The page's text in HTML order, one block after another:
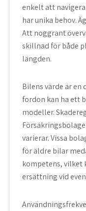
enkelt att
har unika behov.
Att noggrant
skillnad för både
längden.
Bilens värde är en
fordon kan ha ett
modeller.
varierar. Vissa
för äldre bilar
kompetens, vilket
ersättning vid